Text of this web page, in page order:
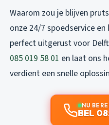
Waarom zou je blijven
onze 24/7 spoedservice
perfect uitgerust voor
085 019 58 01 en laat ons
verdient een snelle
NU
BEL